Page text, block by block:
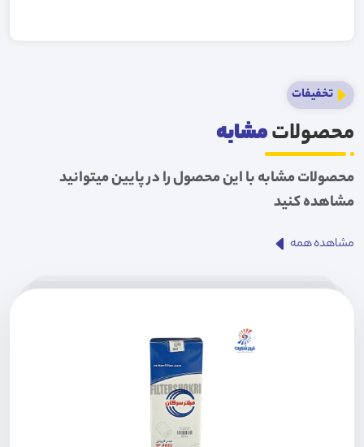
تخفیفات
محصولاتمشابه
محصولات مشابه با این محصول را در پایین میتوانید
مشاهده کنید
مشاهده همه